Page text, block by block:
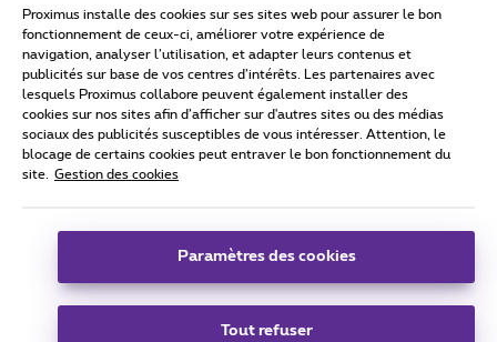
Conditions d'utilisation Accessibility statement
Tous droits réservés. © 2026
Conditions générales, info consommateur
Coordonnées de l’entreprise
Boulevard du Roi Albert II 27 - B-1030 Bruxelles.
Proximus installe des cookies sur ses sites web pour assurer le bon
fonctionnement de ceux-ci, améliorer votre expérience de
navigation, analyser l’utilisation, et adapter leurs contenus et
publicités sur base de vos centres d’intérêts. Les partenaires avec
lesquels Proximus collabore peuvent également installer des
cookies sur nos sites afin d’afficher sur d'autres sites ou des médias
sociaux des publicités susceptibles de vous intéresser. Attention, le
blocage de certains cookies peut entraver le bon fonctionnement du
site.
Gestion des cookies
Paramètres des cookies
Tout refuser